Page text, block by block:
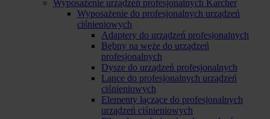
Wyposażenie urządzeń profesjonalnych Karcher
Wyposażenie do profesjonalnych urządzeń
ciśnieniowych
Adaptery do urządzeń profesjonalnych
Bębny na węże do urządzeń
profesjonalnych
Dysze do urządzeń profesjonalnych
Lance do profesjonalnych urządzeń
ciśnieniowych
Elementy łączące do profesjonalnych
urządzeń ciśnieniowych